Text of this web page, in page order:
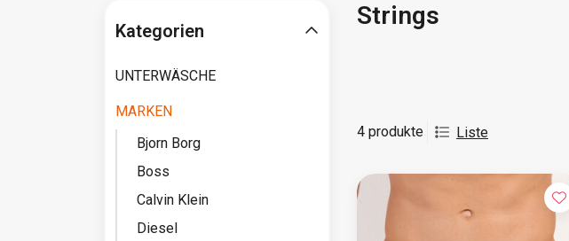
Strings
4 produkte Liste
Kategorien
UNTERWÄSCHE
MARKEN
Bjorn Borg
Boss
Calvin Klein
Diesel